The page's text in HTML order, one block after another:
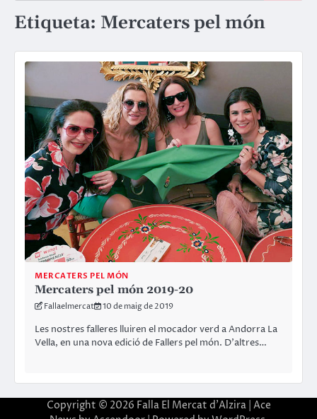
Etiqueta: Mercaters pel món
MERCATERS PEL MÓN
Mercaters pel món 2019-20
Fallaelmercat 10 de maig de 2019
Les nostres falleres lluiren el mocador verd a Andorra La
Vella, en una nova edició de Fallers pel món. D’altres…
Copyright © 2026 Falla El Mercat d'Alzira| Ace